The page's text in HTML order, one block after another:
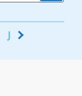
J K